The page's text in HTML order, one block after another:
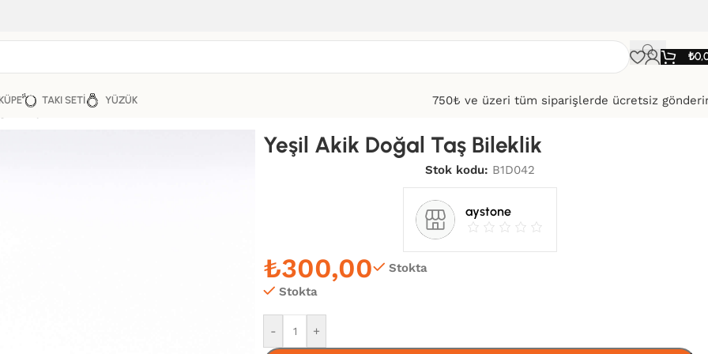
₺
TAKI SETI YÜZÜK
750₺ ve üzeri tüm siparişlerde ücretsiz
Taş Bileklik
Yeşil Akik Doğal Taş Bileklik
Stok kodu: B1D042
aystone
₺300,00
Stokta
Stokta
- +